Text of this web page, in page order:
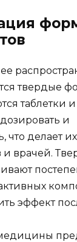
твердые
таблетки
и
что делает
и врачей.
эффект